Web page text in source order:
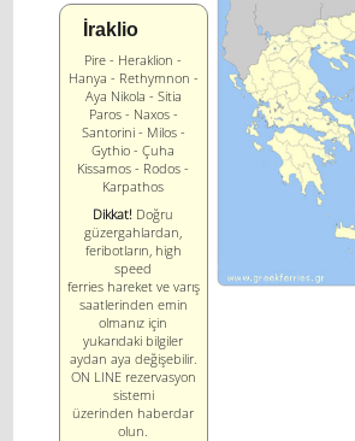
İraklio
Pire - Heraklion -
Hanya - Rethymnon -
Aya Nikola - Sitia
Paros - Naxos -
Santorini - Milos -
Gythio - Çuha
Kissamos - Rodos -
Karpathos
Dikkat! Doğru
güzergahlardan,
feribotların, high
speed
ferries hareket ve varış
saatlerinden emin
olmanız için
yukarıdaki bilgiler
aydan aya değişebilir.
ON LINE rezervasyon
sistemi
üzerinden haberdar
olun.